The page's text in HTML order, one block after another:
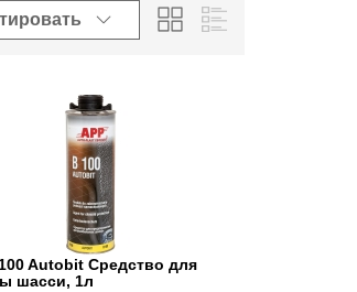
Autobit Средство для
шасси, 1л